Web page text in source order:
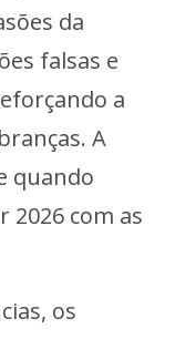
da
falsas e
a
A
quando
2026 com as
os